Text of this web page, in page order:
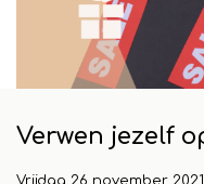
Verwen jezelf
Vrijdag 26 november